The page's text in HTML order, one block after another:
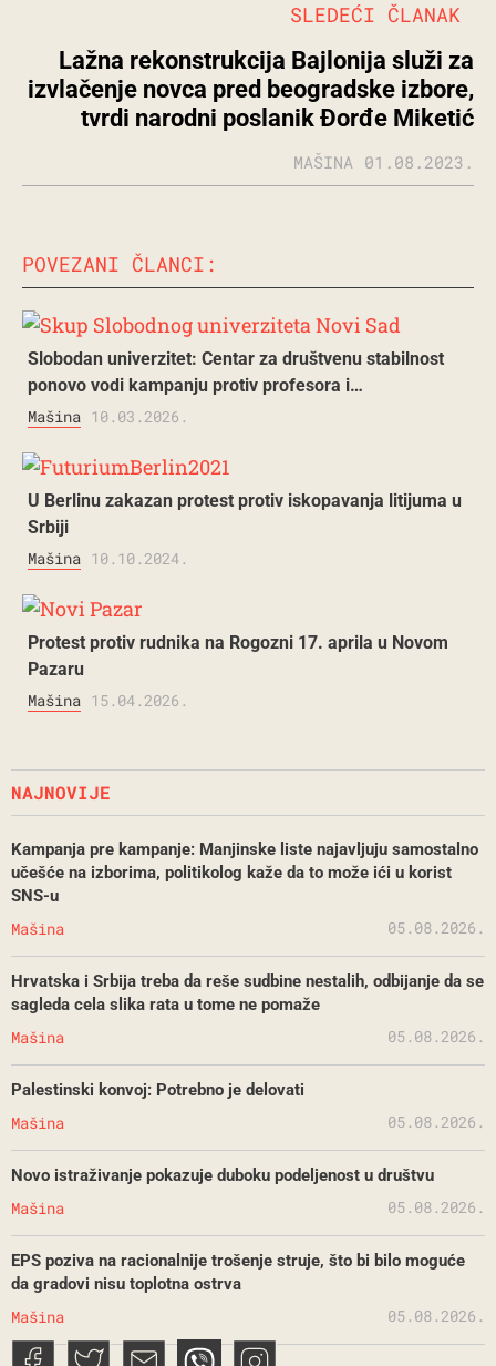
Lažna rekonstrukcija Bajlonija služi za
izvlačenje novca pred beogradske izbore,
tvrdi narodni poslanik Đorđe Miketić
SLEDEĆI ČLANAK
MAŠINA 01.08.2023.
POVEZANI ČLANCI:
Slobodan univerzitet: Centar za društvenu stabilnost
ponovo vodi kampanju protiv profesora i…
Mašina 10.03.2026.
U Berlinu zakazan protest protiv iskopavanja litijuma u
Srbiji
Mašina 10.10.2024.
Protest protiv rudnika na Rogozni 17. aprila u Novom
Pazaru
Mašina 15.04.2026.
NAJNOVIJE
Kampanja pre kampanje: Manjinske liste najavljuju samostalno
učešće na izborima, politikolog kaže da to može ići u korist
SNS-u
Mašina 05.08.2026.
Hrvatska i Srbija treba da reše sudbine nestalih, odbijanje da se
sagleda cela slika rata u tome ne pomaže
Mašina 05.08.2026.
Palestinski konvoj: Potrebno je delovati
Mašina 05.08.2026.
Novo istraživanje pokazuje duboku podeljenost u društvu
Mašina 05.08.2026.
EPS poziva na racionalnije trošenje struje, što bi bilo moguće
da gradovi nisu toplotna ostrva
Mašina 05.08.2026.